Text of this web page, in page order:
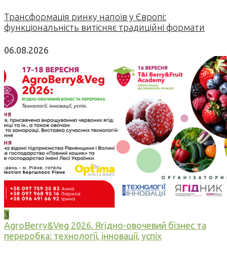
Трансформація ринку напоїв у Європі:
функціональність витісняє традиційні формати
06.08.2026
3
AgroBerry&Veg 2026. Ягідно-овочевий бізнес та
переробка: технології, інновації, успіх